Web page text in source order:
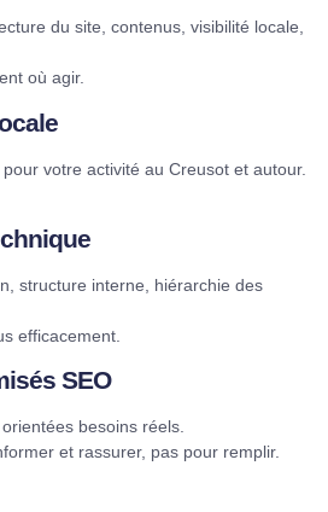
du site, contenus, visibilité locale,
où agir.
votre activité au Creusot et autour.
structure interne, hiérarchie des
efficacement.
SEO
besoins réels.
et rassurer, pas pour remplir.